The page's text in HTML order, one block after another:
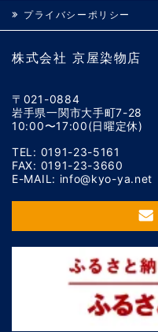
株式会社 京屋染物店
〒021-0884
岩手県一関市大手町7-28
10:00〜17:00(日曜定休)
TEL: 0191-23-5161
FAX: 0191-23-3660
E-MAIL: info@kyo-ya.net
プライバシーポリシー